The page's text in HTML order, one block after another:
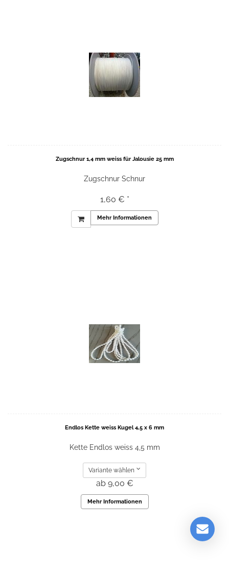
Zugschnur 1,4 mm weiss für Jalousie 25 mm
Zugschnur Schnur
1,60 € *
Mehr Informationen
Endlos Kette weiss Kugel 4,5 x 6 mm
Kette Endlos weiss 4,5 mm
Variante wählen
ab 9,00 €
Mehr Informationen